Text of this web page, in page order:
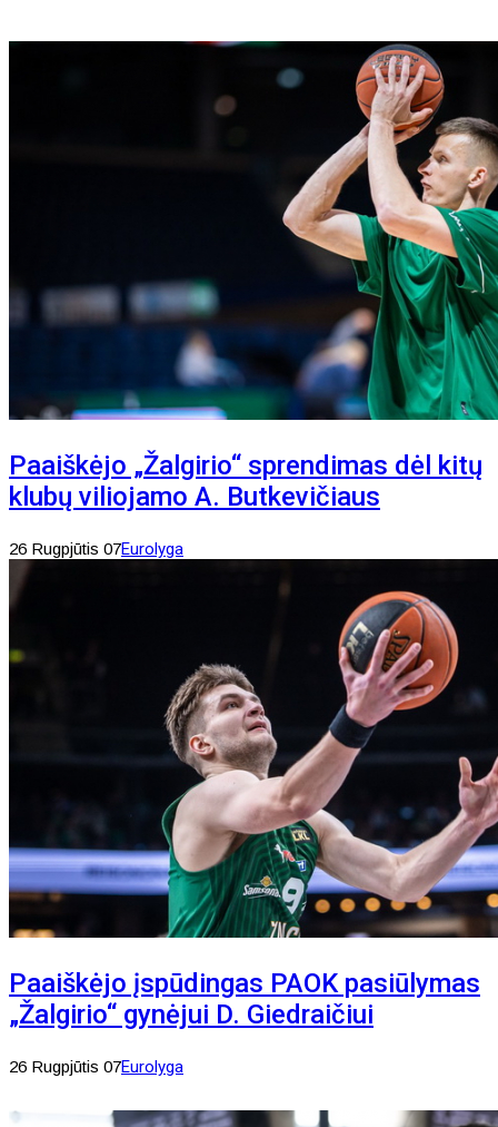
Paaiškėjo „Žalgirio“ sprendimas dėl kitų
klubų viliojamo A. Butkevičiaus
26 Rugpjūtis 07Eurolyga
Paaiškėjo įspūdingas PAOK pasiūlymas
„Žalgirio“ gynėjui D. Giedraičiui
26 Rugpjūtis 07Eurolyga